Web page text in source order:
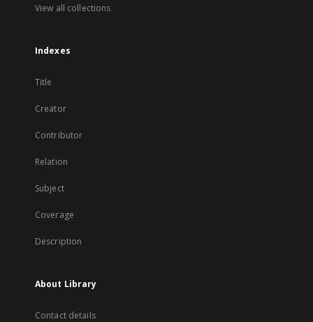
View all collections
Indexes
Title
Creator
Contributor
Relation
Subject
Coverage
Description
About Library
Contact details